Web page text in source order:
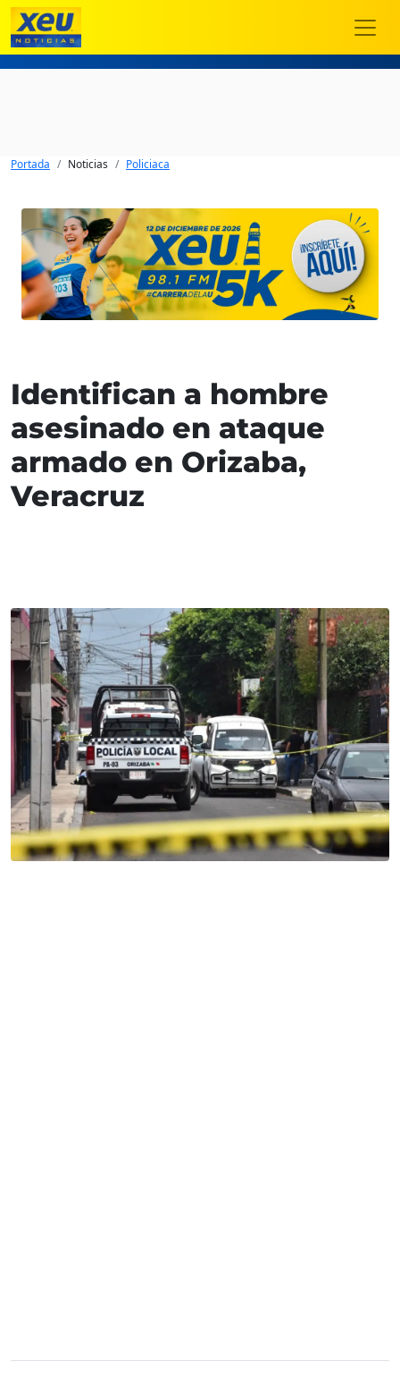
Portada Noticias Policiaca
Identifican a hombre
asesinado en ataque
armado en Orizaba,
Veracruz